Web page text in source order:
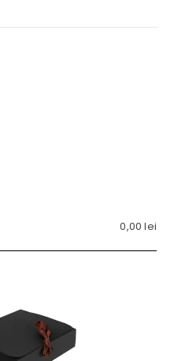
0,00lei